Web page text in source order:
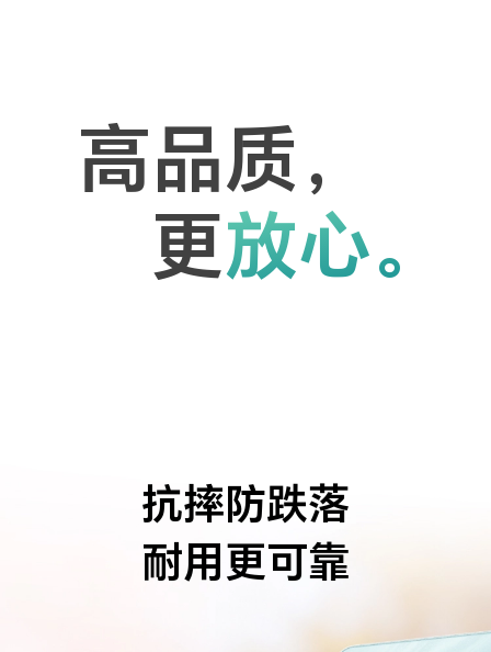
高品质，
更放心。
抗摔防跌落
耐用更可靠